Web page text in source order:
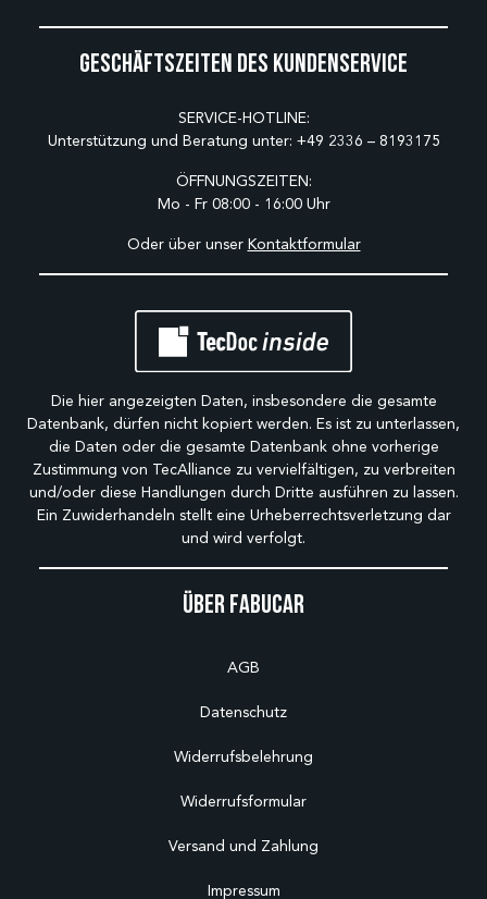
Über Fabucar
AGB
Datenschutz
Widerrufsbelehrung
Widerrufsformular
Versand und Zahlung
Impressum
Geschäftszeiten des Kundenservice
SERVICE-HOTLINE:
Unterstützung und Beratung unter: +49 2336 – 8193175
ÖFFNUNGSZEITEN:
Mo - Fr 08:00 - 16:00 Uhr
Oder über unser Kontaktformular
Die hier angezeigten Daten, insbesondere die gesamte
Datenbank, dürfen nicht kopiert werden. Es ist zu unterlassen,
die Daten oder die gesamte Datenbank ohne vorherige
Zustimmung von TecAlliance zu vervielfältigen, zu verbreiten
und/oder diese Handlungen durch Dritte ausführen zu lassen.
Ein Zuwiderhandeln stellt eine Urheberrechtsverletzung dar
und wird verfolgt.